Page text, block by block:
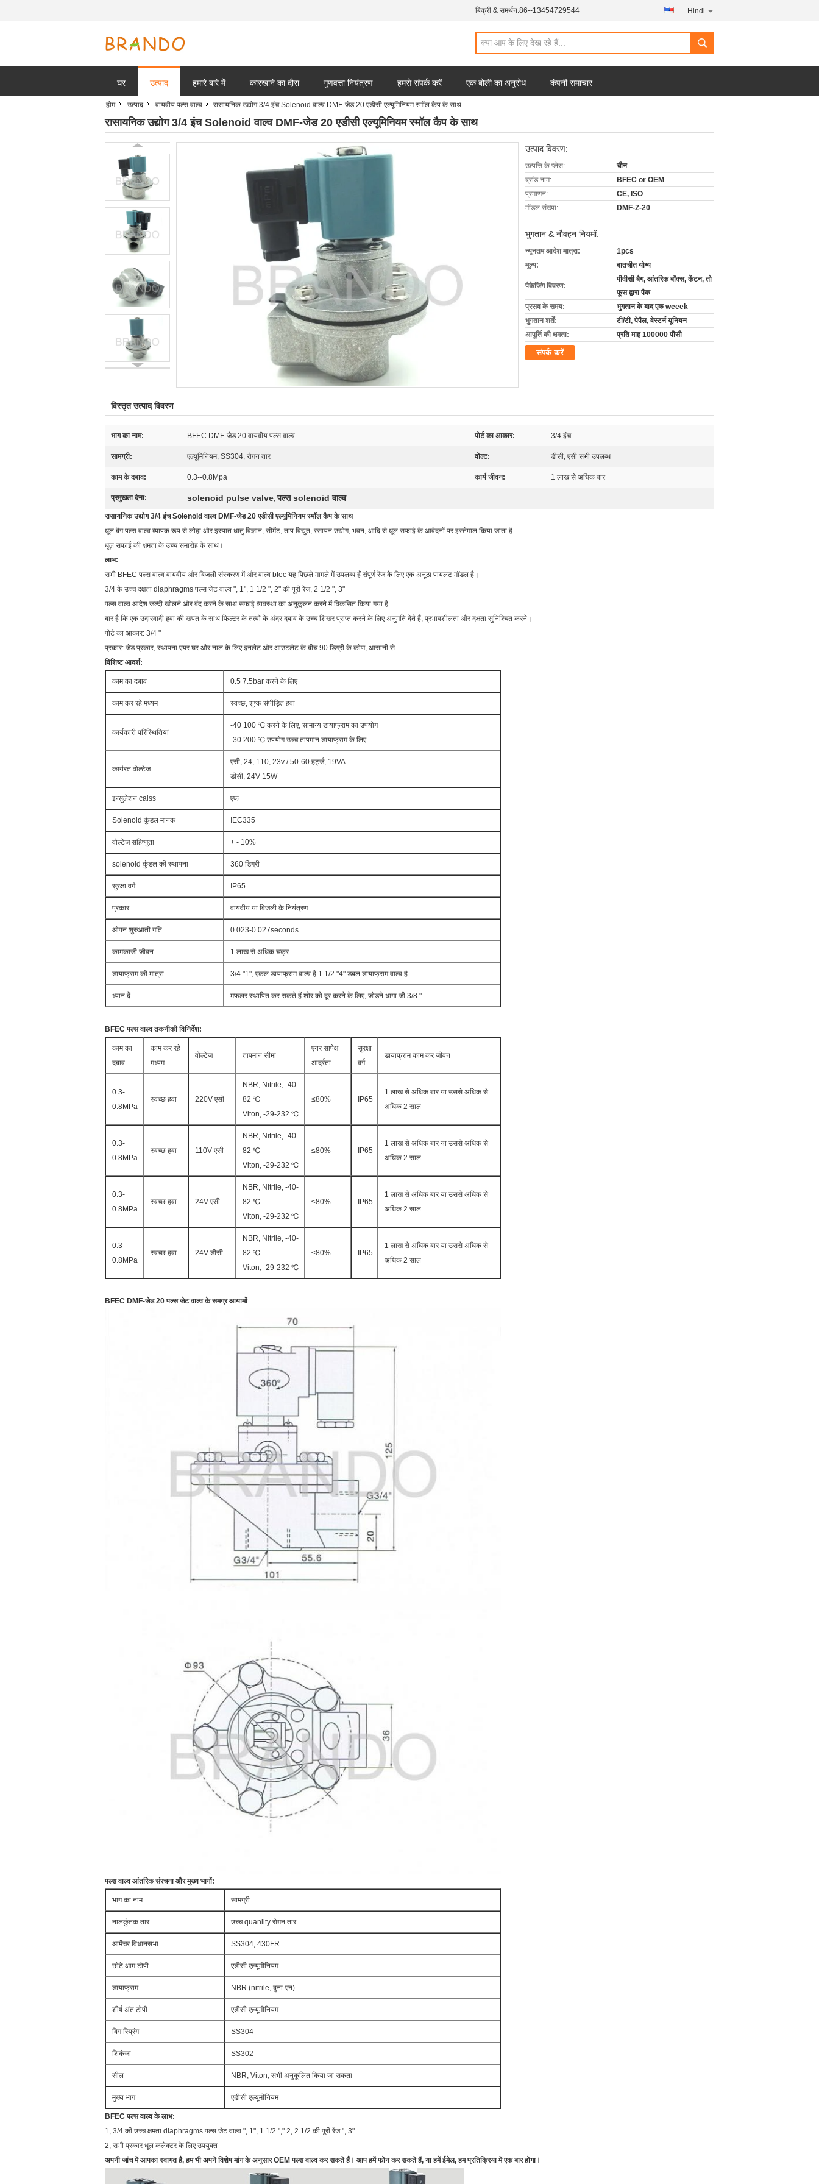
बिक्री & समर्थन:86--13454729544 Hindi
घर उत्पाद हमारे बारे में कारखाने का दौरा गुणवत्ता नियंत्रण हमसे संपर्क करें एक बोली का अनुरोध कंपनी समाचार
होम उत्पाद वायवीय पल्स वाल्व रासायनिक उद्योग 3/4 इंच Solenoid वाल्व DMF-जेड 20 एडीसी एल्यूमिनियम स्मॉल कैप के साथ
रासायनिक उद्योग 3/4 इंच Solenoid वाल्व DMF-जेड 20 एडीसी एल्यूमिनियम स्मॉल कैप के साथ
उत्पाद विवरण:
उत्पत्ति के प्लेस:
चीन
ब्रांड नाम:
BFEC or OEM
प्रमाणन:
CE, ISO
मॉडल संख्या:
DMF-Z-20
भुगतान & नौवहन नियमों:
न्यूनतम आदेश मात्रा:
1pcs
मूल्य:
बातचीत योग्य
पैकेजिंग विवरण:
पीवीसी बैग, आंतरिक बॉक्स, केंटन, तो
फूस द्वारा पैक
प्रसव के समय:
भुगतान के बाद एक weeek
भुगतान शर्तें:
टी/टी, पेपैल, वेस्टर्न यूनियन
आपूर्ति की क्षमता:
प्रति माह 100000 पीसी
संपर्क करें
विस्तृत उत्पाद विवरण
भाग का नाम: BFEC DMF-जेड 20 वायवीय पल्स वाल्व पोर्ट का आकार: 3/4 इंच
सामग्री: एल्यूमिनियम, SS304, रोग़न तार वोल्ट: डीसी, एसी सभी उपलब्ध
काम के दबाव: 0.3--0.8Mpa कार्य जीवन: 1 लाख से अधिक बार
प्रमुखता देना: solenoid pulse valve,पल्स solenoid वाल्व
रासायनिक उद्योग 3/4 इंच Solenoid वाल्व DMF-जेड 20 एडीसी एल्यूमिनियम स्मॉल कैप के साथ
धूल बैग पल्स वाल्व व्यापक रूप से लोहा और इस्पात धातु विज्ञान, सीमेंट, ताप विद्युत, रसायन उद्योग, भवन, आदि से धूल सफाई के आवेदनों पर इस्तेमाल किया जाता है
धूल सफाई की क्षमता के उच्च समारोह के साथ।
लाभ:
सभी BFEC पल्स वाल्व वायवीय और बिजली संस्करण में और वाल्व bfec यह पिछले मामले में उपलब्ध हैं संपूर्ण रेंज के लिए एक अनूठा पायलट मॉडल है।
3/4 के उच्च दक्षता diaphragms पल्स जेट वाल्व ", 1", 1 1/2 ", 2" की पूरी रेंज, 2 1/2 ", 3"
पल्स वाल्व आदेश जल्दी खोलने और बंद करने के साथ सफाई व्यवस्था का अनुकूलन करने में विकसित किया गया है
बार है कि एक उदारवादी हवा की खपत के साथ फिल्टर के तत्वों के अंदर दबाव के उच्च शिखर प्राप्त करने के लिए अनुमति देते हैं, प्रभावशीलता और दक्षता सुनिश्चित करने।
पोर्ट का आकार: 3/4 "
प्रकार: जेड प्रकार, स्थापना एयर घर और नाल के लिए इनलेट और आउटलेट के बीच 90 डिग्री के कोण, आसानी से
विशिष्ट आदर्श:
काम का दबाव 0.5 7.5bar करने के लिए
काम कर रहे मध्यम स्वच्छ, शुष्क संपीड़ित हवा
कार्यकारी परिस्थितियां
-40 100 ℃ करने के लिए, सामान्य डायाफ्राम का उपयोग
-30 200 ℃ उपयोग उच्च तापमान डायाफ्राम के लिए
कार्यरत वोल्टेज
एसी, 24, 110, 23v / 50-60 हर्ट्ज, 19VA
डीसी, 24V 15W
इन्सुलेशन calss एफ
Solenoid कुंडल मानक IEC335
वोल्टेज सहिष्णुता + - 10%
solenoid कुंडल की स्थापना 360 डिग्री
सुरक्षा वर्ग IP65
प्रकार वायवीय या बिजली के नियंत्रण
ओपन शुरुआती गति 0.023-0.027seconds
कामकाजी जीवन 1 लाख से अधिक चक्र
डायाफ्राम की मात्रा 3/4 "1", एकल डायाफ्राम वाल्व है 1 1/2 "4" डबल डायाफ्राम वाल्व है
ध्यान दें मफलर स्थापित कर सकते हैं शोर को दूर करने के लिए, जोड़ने धागा जी 3/8 "
BFEC पल्स वाल्व तकनीकी विनिर्देश:
काम का
दबाव
काम कर रहे
मध्यम
वोल्टेज तापमान सीमा
एयर सापेक्ष
आर्द्रता
सुरक्षा
वर्ग
डायाफ्राम काम कर जीवन
0.3-
0.8MPa
स्वच्छ हवा 220V एसी
NBR, Nitrile, -40-
82 ℃
Viton, -29-232 ℃
≤80% IP65
1 लाख से अधिक बार या उससे अधिक से
अधिक 2 साल
0.3-
0.8MPa
स्वच्छ हवा 110V एसी
NBR, Nitrile, -40-
82 ℃
Viton, -29-232 ℃
≤80% IP65
1 लाख से अधिक बार या उससे अधिक से
अधिक 2 साल
0.3-
0.8MPa
स्वच्छ हवा 24V एसी
NBR, Nitrile, -40-
82 ℃
Viton, -29-232 ℃
≤80% IP65
1 लाख से अधिक बार या उससे अधिक से
अधिक 2 साल
0.3-
0.8MPa
स्वच्छ हवा 24V डीसी
NBR, Nitrile, -40-
82 ℃
Viton, -29-232 ℃
≤80% IP65
1 लाख से अधिक बार या उससे अधिक से
अधिक 2 साल
BFEC DMF-जेड 20 पल्स जेट वाल्व के समग्र आयामों
पल्स वाल्व आंतरिक संरचना और मुख्य भागों:
भाग का नाम सामग्री
नालकुंतक तार उच्च quanlity रोग़न तार
आर्मेचर विधानसभा SS304, 430FR
छोटे आम ​​टोपी एडीसी एल्यूमीनियम
डायाफ्राम NBR (nitrile, बुना-एन)
शीर्ष अंत टोपी एडीसी एल्यूमीनियम
बिग स्प्रिंग SS304
शिकंजा SS302
सील NBR, Viton, सभी अनुकूलित किया जा सकता
मुख्य भाग एडीसी एल्यूमीनियम
BFEC पल्स वाल्व के लाभ:
1, 3/4 की उच्च क्षमता diaphragms पल्स जेट वाल्व ", 1", 1 1/2 "," 2, 2 1/2 की पूरी रेंज ", 3"
2, सभी प्रकार धूल कलेक्टर के लिए उपयुक्त
अपनी जांच में आपका स्वागत है, हम भी अपने विशेष मांग के अनुसार OEM पल्स वाल्व कर सकते हैं। आप हमें फोन कर सकते हैं, या हमें ईमेल, हम प्रतिक्रिया में एक बार होगा।